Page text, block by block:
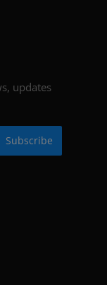
updates
Subscribe